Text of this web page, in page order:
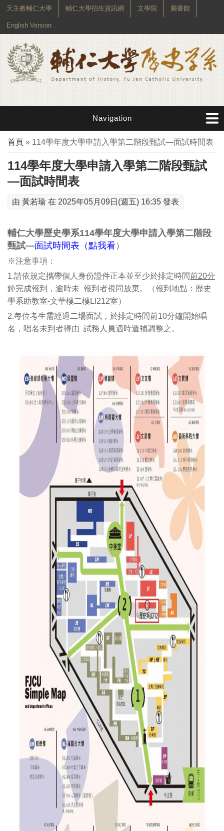
天主教輔仁大學 輔仁大學招生資訊網 文學院 圖書館
English Version
Navigation
您在這裡
首頁 » 114學年度大學申請入學第二階段甄試—面試時間表
114學年度大學申請入學第二階段甄試
—面試時間表
由 黃若瑜 在 2025年05月09日(週五) 16:35 發表
輔仁大學歷史學系114學年度大學申請入學第二階段
甄試—面試時間表（點我看）
※注意事項：
1.請依規定攜帶個人身份證件正本並至少於排定時間前20分
鐘完成報到，逾時未 報到者視同放棄。（報到地點：歷史
學系助教室-文華樓二樓LI212室）
2.每位考生需經過二場面試，於排定時間前10分鐘開始唱
名，唱名未到者得由 試務人員適時遞補調整之。